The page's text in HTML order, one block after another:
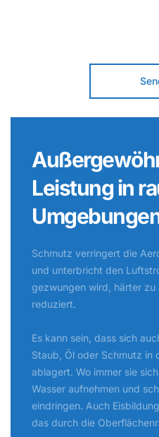
Leistung in
Schmutz verringert die
und unterbricht den
gezwungen wird, härter zu
reduziert.
Es kann sein, dass sich
Staub, Öl oder Schmutz in
ablagert. Wo immer sie
Wasser aufnehmen und
eindringen. Auch
das durch die